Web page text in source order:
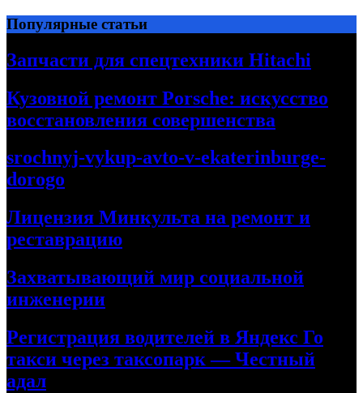
Перейти
к
содержимому
Популярные статьи
Запчасти для спецтехники Hitachi
Кузовной ремонт Porsche: искусство
восстановления совершенства
srochnyj-vykup-avto-v-ekaterinburge-
dorogo
Лицензия Минкульта на ремонт и
реставрацию
Захватывающий мир социальной
инженерии
Регистрация водителей в Яндекс Го
такси через таксопарк — Честный
адал